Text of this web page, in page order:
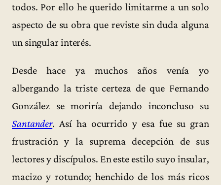
todos. Por ello he querido limitarme a un solo
aspecto de su obra que reviste sin duda alguna
un singular interés.
Desde hace ya muchos años venía yo
albergando la triste certeza de que Fernando
González se moriría dejando inconcluso su
Santander. Así ha ocurrido y esa fue su gran
frustración y la suprema decepción de sus
lectores y discípulos. En este estilo suyo insular,
macizo y rotundo; henchido de los más ricos